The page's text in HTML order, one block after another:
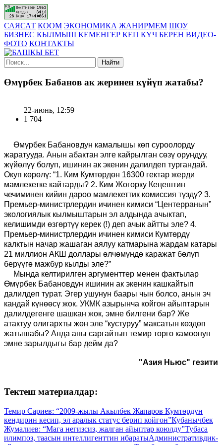
САЯСАТ КООМ ЭКОНОМИКА ЖАНИРМЕМ ШОУ
БИЗНЕС КЫЛМЫШ КЕМЕНГЕР КЕП КҮЧ БЕРЕН ВИДЕО-
ФОТО КОНТАКТЫ
Найти
Өмүрбек Бабанов ак жеринен күйүп жатабы?
22-июнь, 12:59
1 704
Өмүрбек Бабановдун камалышы көп суроолорду
жаратууда. Анын абактан элге кайрылган сөзү орундуу,
жүйөлүү болуп, ишинин ак экенин далилдеп тургандай.
Окуп көрөлү: “1. Ким Кумтөрдөн 16300 гектар жерди
мамлекетке кайтарды? 2. Ким Жогорку Кеңештин
чечиминен кийин дароо мамлекеттик комиссия түздү? 3.
Премьер-министрлердин ичинен кимиси “Центерранын”
экологиялык кылмыштарын эл алдында ачыктап,
келишимди өзгөртүү керек (!) деп ачык айтты эле? 4.
Премьер-министрлердин ичинен кимиси Кумтөрдү
калктын начар жашаган аялуу катмарына жардам катары
21 миллион АКШ доллары өлчөмүндө каражат бөлүп
берүүгө мажбур кылды эле?”
Мында келтирилген аргументтер менен фактылар
Өмүрбек Бабановдун ишинин ак экенин кашкайтып
далилдеп турат. Эгер ушунун баары чын болсо, анын эч
кандай күнөөсү жок. УКМК азырынча койгон айыптарын
далилдегенге шашкан жок, эмне билгени бар? Же
атактуу олигархты жөн эле “кустуруу” максатын көздөп
жатышабы? Анда аны саргайтып темир торго камоонун
эмне зарылдыгы бар дейм да?
"Азия Ньюс" гезити
Тектеш материалдар:
Темир Сариев: “2009-жылы Акылбек Жапаров Кумтөрдүн
кендирин кесип, эл аралык статус берип койгон”Кубанычбек
Жумалиев: “Мага негизсиз, жалган айыптар коюлду”Тубаса
илимпоз, таасын интеллигенттин ибаратыАдминистративдик-